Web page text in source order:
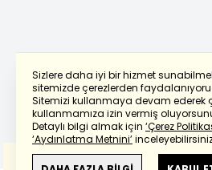
Sizlere daha iyi bir hizmet
sitemizde çerezlerden
Sitemizi kullanmaya devam ederek
kullanmamıza izin vermiş
Detaylı bilgi almak için ‘Çerez
‘Aydınlatma Metnini’
Powered by
Bu çevirideGoogle Translete